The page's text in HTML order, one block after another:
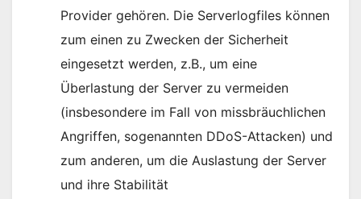
Provider gehören. Die Serverlogfiles können
zum einen zu Zwecken der Sicherheit
eingesetzt werden, z.B., um eine
Überlastung der Server zu vermeiden
(insbesondere im Fall von missbräuchlichen
Angriffen, sogenannten DDoS-Attacken) und
zum anderen, um die Auslastung der Server
und ihre Stabilität